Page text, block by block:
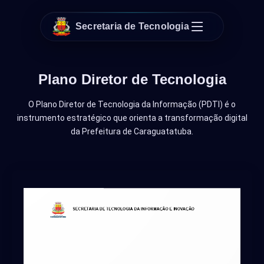
Secretaria de Tecnologia
Plano Diretor de Tecnologia
O Plano Diretor de Tecnologia da Informação (PDTI) é o
instrumento estratégico que orienta a transformação digital
da Prefeitura de Caraguatatuba.